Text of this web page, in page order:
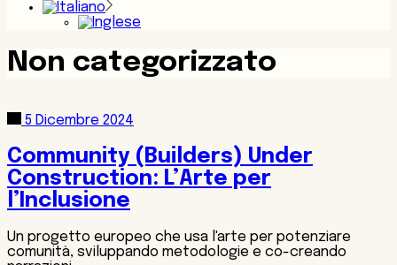
Non categorizzato
5 Dicembre 2024
Community (Builders) Under
Construction: L’Arte per
l’Inclusione
Un progetto europeo che usa l'arte per potenziare
comunità, sviluppando metodologie e co-creando